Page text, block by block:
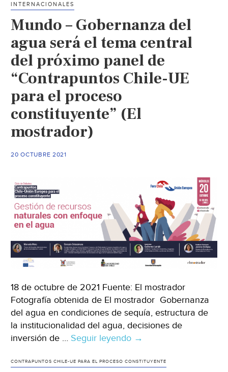
se
debe
solo
a
su
escasez,
sino
a
mala
gobernanza
INTERNACIONALES
Mundo – Gobernanza del
agua será el tema central
del próximo panel de
“Contrapuntos Chile-UE
para el proceso
constituyente” (El
mostrador)
20 OCTUBRE 2021
18 de octubre de 2021 Fuente: El mostrador
Fotografía obtenida de El mostrador Gobernanza
del agua en condiciones de sequía, estructura de
la institucionalidad del agua, decisiones de
inversión de … Seguir leyendo Mundo
Gobernanza
→
CONTRAPUNTOS CHILE-UE PARA EL PROCESO CONSTITUYENTE